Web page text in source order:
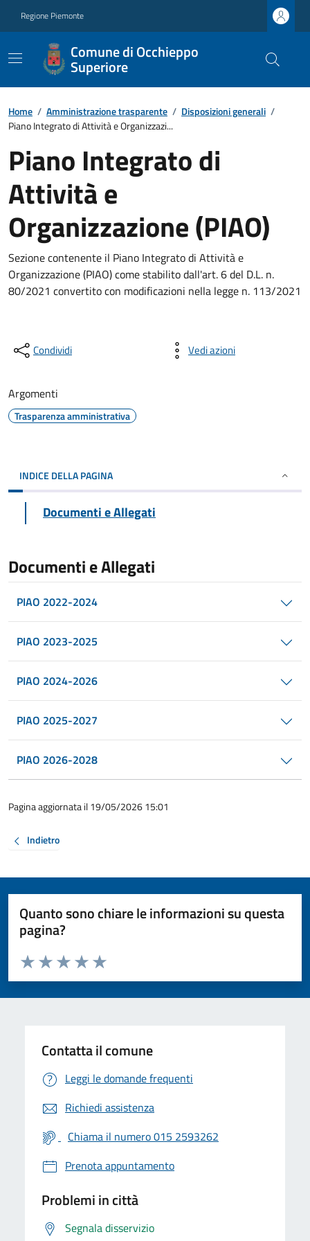
Regione Piemonte
Comune di Occhieppo
Superiore
Home / Amministrazione trasparente / Disposizioni generali /
Piano Integrato di Attività e Organizzazi...
Piano Integrato di
Attività e
Organizzazione (PIAO)
Sezione contenente il Piano Integrato di Attività e
Organizzazione (PIAO) come stabilito dall'art. 6 del D.L. n.
80/2021 convertito con modificazioni nella legge n. 113/2021
Condividi Vedi azioni
Argomenti
Trasparenza amministrativa
INDICE DELLA PAGINA
Documenti e Allegati
Documenti e Allegati
PIAO 2022-2024
PIAO 2023-2025
PIAO 2024-2026
PIAO 2025-2027
PIAO 2026-2028
Pagina aggiornata il 19/05/2026 15:01
Indietro
Quanto sono chiare le informazioni su questa
pagina?
Valuta da 1 a 5 stelle la pagina
Valuta 5 stelle su 5
Valuta 4 stelle su 5
Valuta 3 stelle su 5
Valuta 2 stelle su 5
Valuta 1 stelle su 5
Contatta il comune
Leggi le domande frequenti
Richiedi assistenza
Chiama il numero 015 2593262
Prenota appuntamento
Problemi in città
Segnala disservizio